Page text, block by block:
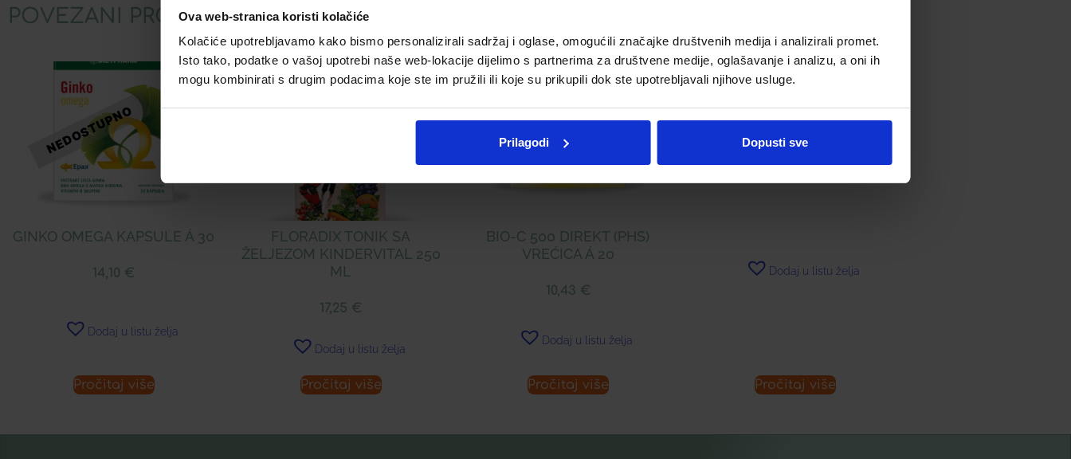
Ova web-stranica koristi kolačiće
Kolačiće upotrebljavamo kako bismo personalizirali sadržaj i oglase, omogućili značajke društvenih medija i analizirali promet.
Isto tako, podatke o vašoj upotrebi naše web-lokacije dijelimo s partnerima za društvene medije, oglašavanje i analizu, a oni ih
mogu kombinirati s drugim podacima koje ste im pružili ili koje su prikupili dok ste upotrebljavali njihove usluge.
Prilagodi Dopusti sve
POVEZANI PROIZVODI
GINKO OMEGA KAPSULE Á 30
14,10 €
Dodaj u listu želja
Pročitaj više
FLORADIX TONIK SA
ŽELJEZOM KINDERVITAL 250
ML
17,25 €
Dodaj u listu želja
Pročitaj više
BIO-C 500 DIREKT (PHS)
VREĆICA Á 20
10,43 €
Dodaj u listu želja
Pročitaj više
Dodaj u listu želja
Pročitaj više